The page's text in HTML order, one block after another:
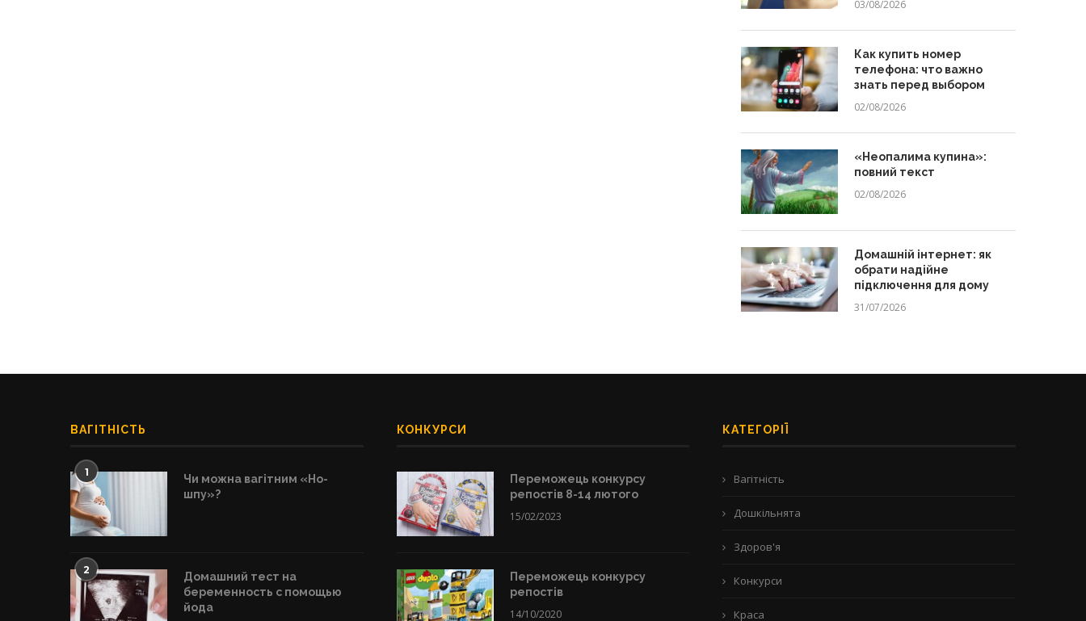
03/08/2026
Как купить номер
телефона: что важно
знать перед выбором
02/08/2026
«Неопалима купина»:
повний текст
02/08/2026
Домашній інтернет: як
обрати надійне
підключення для дому
31/07/2026
ВАГІТНІСТЬ
1
Чи можна вагітним «Но-
шпу»?
2
Домашний тест на
беременность с помощью
йода
КОНКУРСИ
Переможець конкурсу
репостів 8-14 лютого
15/02/2023
Переможець конкурсу
репостів
14/10/2020
КАТЕГОРІЇ
Вагітність
Дошкільнята
Здоров'я
Конкурси
Краса